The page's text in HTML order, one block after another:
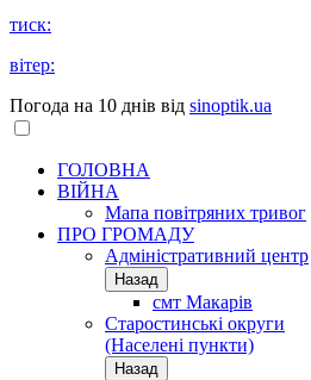
тиск:
вітер:
Погода на 10 днів від sinoptik.ua
ГОЛОВНА
ВІЙНА
Мапа повітряних тривог
ПРО ГРОМАДУ
Aдміністративний центр
Назад
смт Макарів
Старостинські округи
(Населені пункти)
Назад